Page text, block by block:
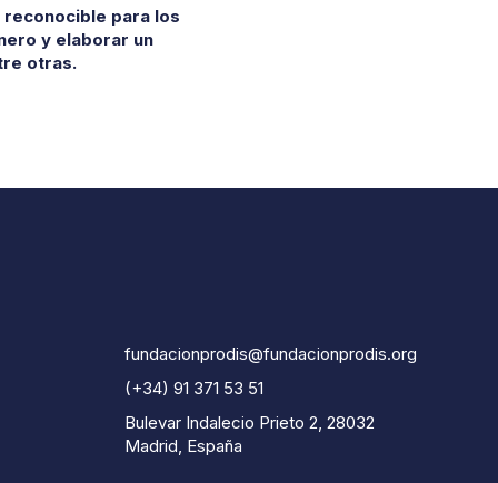
para los
y elaborar un
otras.
fundacionprodis@fundacionprodis.org
(+34) 91 371 53 51
Bulevar Indalecio Prieto 2, 28032
Madrid, España